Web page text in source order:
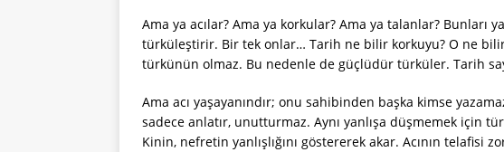
Ama ya acılar? Ama ya korkular? Ama ya talanlar? Bunları
türküleştirir. Bir tek onlar… Tarih ne bilir korkuyu? O ne bilir
türkünün olmaz. Bu nedenle de güçlüdür türküler. Tarih
Ama acı yaşayanındır; onu sahibinden başka kimse
sadece anlatır, unutturmaz. Aynı yanlışa düşmemek için
Kinin, nefretin yanlışlığını göstererek akar. Acının telafisi